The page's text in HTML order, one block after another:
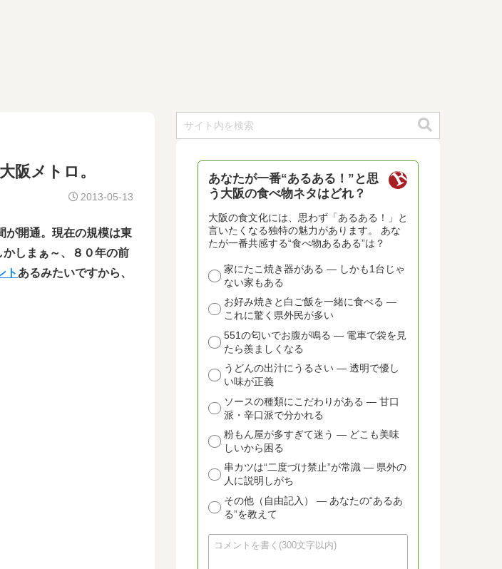
阪メトロ。
2013-05-13
が開通。現在の規模は東
しまぁ～、８０年の前
ト あるみたいですから、